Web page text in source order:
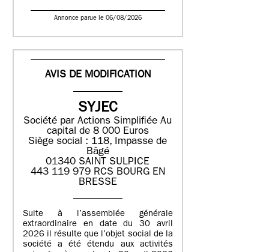
Annonce parue le 06/08/2026
AVIS DE MODIFICATION
SYJEC
Société par Actions SimplifiéeAu
capital de 8 000 Euros
Siège social : 118, Impasse de
Bâgé
01340 SAINT SULPICE
443 119 979 RCS BOURG EN
BRESSE
Suite à l’assemblée générale
extraordinaire en date du 30 avril
2026 il résulte que l’objet social de la
société a été étendu aux activités